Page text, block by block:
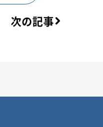
次の記事